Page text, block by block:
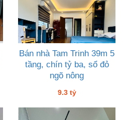
Bán nhà Tam Trinh 39m 5
tầng, chín tỷ ba, sổ đỏ
ngõ nông
9.3 tỷ